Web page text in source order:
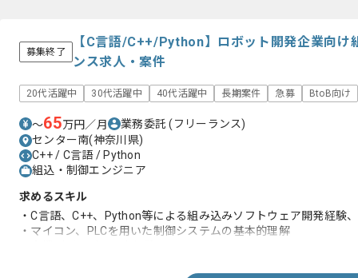
募集終了
【C言語/C++/Python】ロボット開発企業向け
ンス求人・案件
20代活躍中 30代活躍中 40代活躍中 長期案件 急募 BtoB向け
〜65万円／月 業務委託(フリーランス)
センター南(神奈川県)
C++ / C言語 / Python
組込・制御エンジニア
求めるスキル
・C言語、C++、Python等による組み込みソフトウェア開発経験
・マイコン、PLCを用いた制御システムの基本的理解